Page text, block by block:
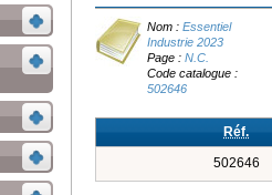
Nom :Essentiel
Industrie 2023
Page :N.C.
Code catalogue :
502646
Réf.
502646